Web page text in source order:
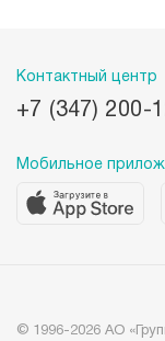
Контактный центр
+7 (347) 200-
Мобильное
© 1996-2026 АО